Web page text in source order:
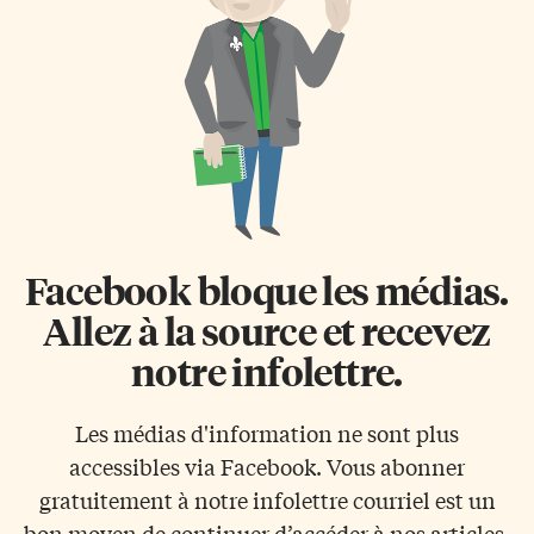
projet. Après 59 ans d’existence
et de nombreuses années
passées à présenter ses saisons
théâtrales dans des espaces
l’institution francophone
franchit enfin l’étape décisive
étrangères principal au sein du
cadre d’Orient, qui rassemble
des spécialistes des affaires
géopolitiques et des langues
stratégiques. De plus, M. Cavey
possède […]
Facebook bloque les médias.
Allez à la source et recevez
notre infolettre.
Les médias d'information ne sont plus
accessibles via Facebook. Vous abonner
gratuitement à notre infolettre courriel est un